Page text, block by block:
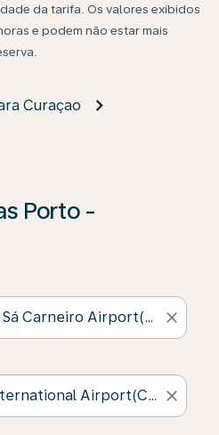
da tarifa. Os valores exibidos
e podem não estar mais
Curaçao
Porto -
close
close